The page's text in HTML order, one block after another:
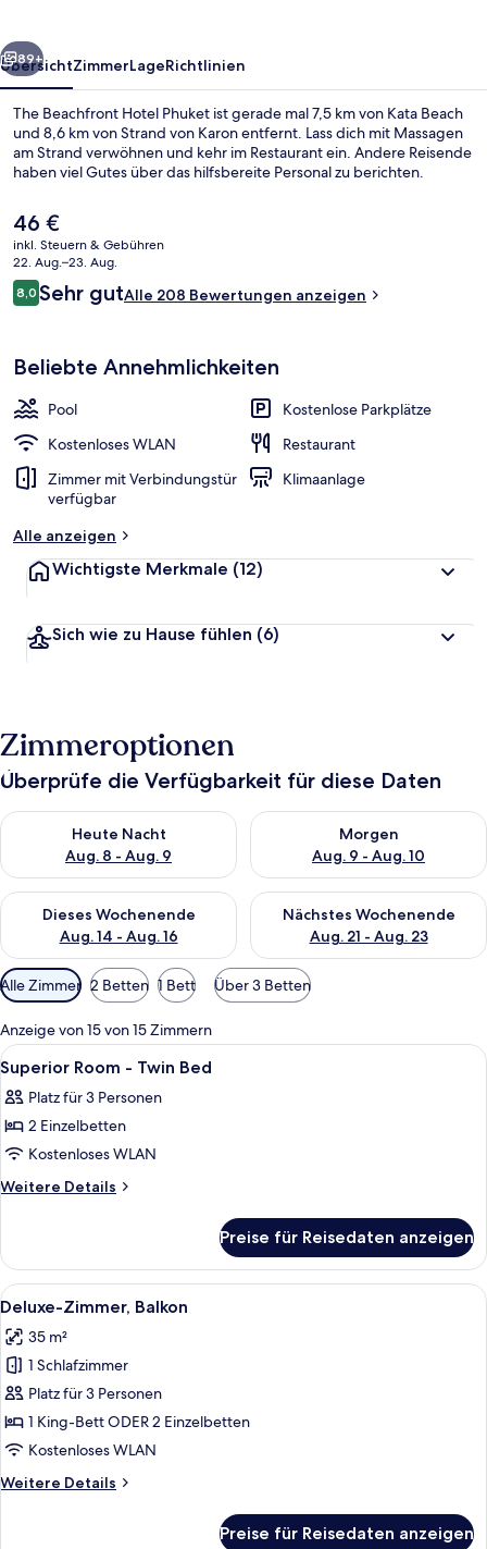
Außenpool, Sonnenschirme
Weiter
89+
ÜbersichtZimmerLageRichtlinien
The Beachfront Hotel Phuket ist gerade mal 7,5 km von Kata Beach
und 8,6 km von Strand von Karon entfernt. Lass dich mit Massagen
am Strand verwöhnen und kehr im Restaurant ein. Andere Reisende
haben viel Gutes über das hilfsbereite Personal zu berichten.
Der
aktuelle
Preis
beträgt
46 €.
46 €
inkl. Steuern & Gebühren
22. Aug.–23. Aug.
Bewertungen
8,08,0 von 10.
Sehr gutAlle 208 Bewertungen anzeigen
Beliebte Annehmlichkeiten
Pool
Kostenlose Parkplätze
Kostenloses WLAN
Restaurant
Zimmer mit Verbindungstür
verfügbar
Klimaanlage
Alle anzeigen
Wichtigste Merkmale (12)
Sich wie zu Hause fühlen (6)
Zimmeroptionen
Überprüfe die Verfügbarkeit für diese Daten
Heute Nacht
Aug. 8 - Aug. 9
Überprüfe die Verfügbarkeit für heute Nacht, Aug. 8 - Aug. 9.
Morgen
Aug. 9 - Aug. 10
Überprüfe die Verfügbarkeit
Dieses Wochenende
Aug. 14 - Aug. 16
Überprüfe die Verfügbarkeit für dieses Wochenende, Aug. 14
Nächstes Wochenende
Aug. 21 - Aug. 23
Überprüfe die Verfügbarkeit
Verfügbare
Filter
für
Zimmer
Alle Zimmer 2 Betten 1 Bett Über 3 Betten
Anzeige von 15 von 15 Zimmern
Alle
Fotos
für
Superior
Room
-
anzeigen
Minibar, Zimmersafe, Schreibtisch,
7
Superior Room - Twin Bed
Platz für 3 Personen
2 Einzelbetten
Kostenloses WLAN
Weitere Details
Weitere
Room
Twin
Preise für Reisedaten anzeigen
Alle
Fotos
für
Deluxe-
Zimmer,
Balkon
anzeigen
Ein modernes Hotelzimmer mit Bett,
8
Deluxe-Zimmer, Balkon
35 m²
1 Schlafzimmer
Platz für 3 Personen
1 King-Bett ODER 2 Einzelbetten
Kostenloses WLAN
Weitere Details
Weitere
Preise für Reisedaten anzeigen